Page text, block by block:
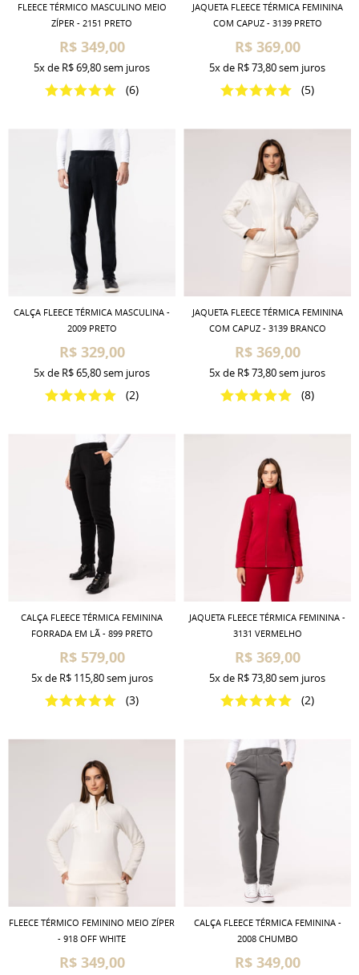
FLEECE TÉRMICO MASCULINO MEIO
ZÍPER - 2151 PRETO
R$ 349,00
(6)
5xde R$ 69,80sem juros
JAQUETA FLEECE TÉRMICA FEMININA
COM CAPUZ - 3139 PRETO
R$ 369,00
(5)
5xde R$ 73,80sem juros
CALÇA FLEECE TÉRMICA MASCULINA -
2009 PRETO
R$ 329,00
(2)
5xde R$ 65,80sem juros
JAQUETA FLEECE TÉRMICA FEMININA
COM CAPUZ - 3139 BRANCO
R$ 369,00
(8)
5xde R$ 73,80sem juros
CALÇA FLEECE TÉRMICA FEMININA
FORRADA EM LÃ - 899 PRETO
R$ 579,00
(3)
5xde R$ 115,80sem juros
JAQUETA FLEECE TÉRMICA FEMININA -
3131 VERMELHO
R$ 369,00
(2)
5xde R$ 73,80sem juros
FLEECE TÉRMICO FEMININO MEIO ZÍPER
- 918 OFF WHITE
R$ 349,00
CALÇA FLEECE TÉRMICA FEMININA -
2008 CHUMBO
R$ 349,00